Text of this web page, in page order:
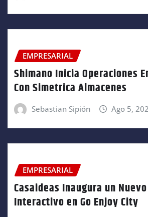
EMPRESARIAL
Shimano Inicia Operaciones
Con Simetrica Almacenes
Sebastian Sipión Ago 5,
EMPRESARIAL
Casaideas Inaugura un
Interactivo en Go Enjoy City